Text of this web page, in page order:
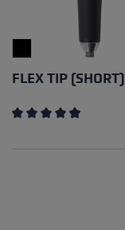
FLEX TIP (SHORT)